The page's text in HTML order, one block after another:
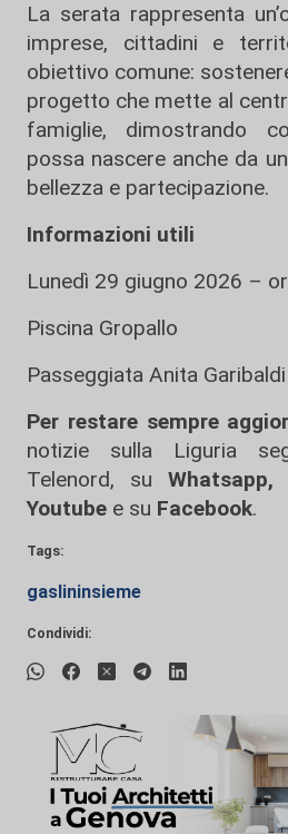
La serata rappresenta
imprese, cittadini e
obiettivo comune:
progetto che mette al
famiglie, dimostrando
possa nascere anche da
bellezza e partecipazione.
Informazioni utili
Lunedì 29 giugno 2026 –
Piscina Gropallo
Passeggiata Anita
Per restare sempre
notizie sulla Liguria
Telenord, su
Whatsapp,
Youtube e su Facebook.
Tags:
gaslininsieme
Condividi: